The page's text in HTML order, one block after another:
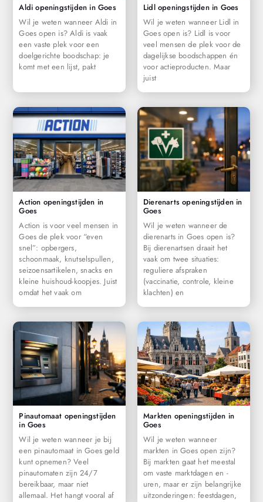
Aldi openingstijden in Goes
Wil je weten wanneer Aldi in
Goes open is? Aldi is vaak
een vaste plek voor een
doelgerichte boodschap: je
komt met een lijst, pakt
Lidl openingstijden in Goes
Wil je weten wanneer Lidl in
Goes open is? Lidl is voor
veel mensen de plek voor de
dagelijkse boodschappen én
voor actieproducten. Maar
juist
Action openingstijden in
Goes
Action is voor veel mensen in
Goes de plek voor “even
snel”: opbergers,
schoonmaak, knutselspullen,
seizoensartikelen, snacks en
kleine huishoud-koopjes. Juist
omdat het vaak om
Dierenarts openingstijden in
Goes
Wil je weten wanneer de
dierenarts in Goes open is?
Bij dierenartsen draait het
vaak om twee situaties:
reguliere afspraken
(vaccinatie, controle, kleine
klachten) en
Pinautomaat openingstijden
in Goes
Wil je weten wanneer je bij
een pinautomaat in Goes geld
kunt opnemen? Veel
pinautomaten zijn 24/7
bereikbaar, maar niet
allemaal. Het hangt vooral af
Markten openingstijden in
Goes
Wil je weten wanneer
markten in Goes open zijn?
Bij markten gaat het meestal
om vaste marktdagen en -
uren, maar er zijn belangrijke
uitzonderingen: feestdagen,